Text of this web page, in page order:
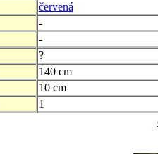
červená
-
-
?
140 cm
10 cm
1